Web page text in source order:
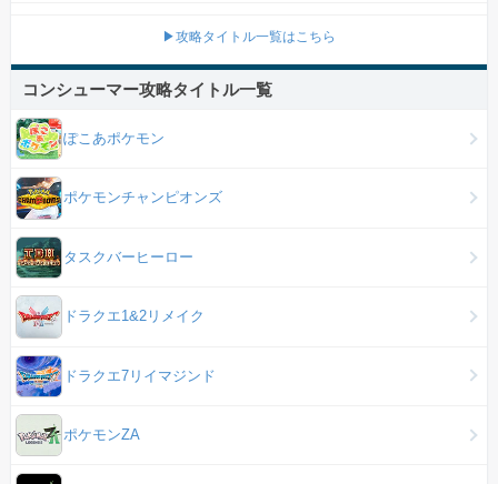
▶攻略タイトル一覧はこちら
コンシューマー攻略タイトル一覧
ぽこあポケモン
ポケモンチャンピオンズ
タスクバーヒーロー
ドラクエ1&2リメイク
ドラクエ7リイマジンド
ポケモンZA